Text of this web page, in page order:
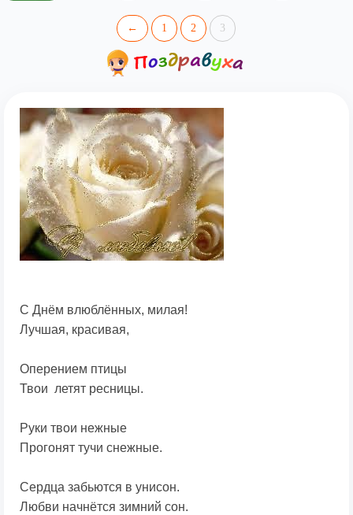
← 1 2 3
С Днём влюблённых, милая!
Лучшая, красивая,
Оперением птицы
Твои летят ресницы.
Руки твои нежные
Прогонят тучи снежные.
Сердца забьются в унисон.
Любви начнётся зимний сон.